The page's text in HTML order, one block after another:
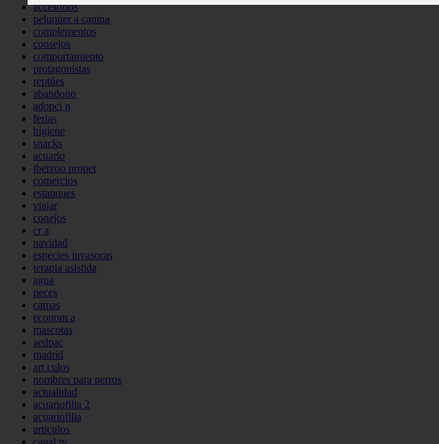
accesorios
peluquer a canina
complementos
consejos
comportamiento
protagonistas
reptiles
abandono
adopci n
ferias
higiene
snacks
acuario
iberzoo propet
comercios
estanques
viajar
conejos
cr a
navidad
especies invasoras
terapia asistida
agua
peces
camas
econom a
mascotas
aedpac
madrid
art culos
nombres para perros
actualidad
acuariofilia 2
acuariofilia
articulos
canal tv